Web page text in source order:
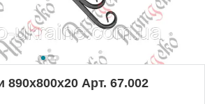
890х800х20 Арт. 67.002